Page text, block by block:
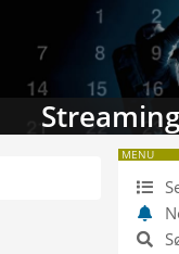
MENU